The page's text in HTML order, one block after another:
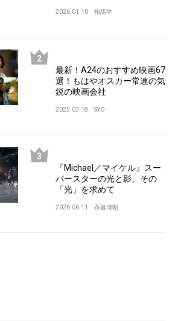
2026.01.10 相馬学
最新！A24のおすすめ映画67
選！もはやオスカー常連の気
鋭の映画会社
2025.03.18 SYO
『Michael／マイケル』スー
パースターの光と影、その
「光」を求めて
2026.06.11 斉藤博昭